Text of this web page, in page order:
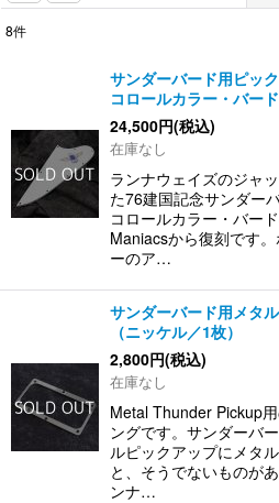
絞り込む
8件
サンダーバード用ピッ
コロールカラー・バード
24,500円(税込)
在庫なし
ランナウェイズのジャ
た76建国記念サンダー
コロールカラー・バー
Maniacsから復刻です
ーのア…
サンダーバード用メタ
（ニッケル／1枚）
2,800円(税込)
在庫なし
Metal Thunder Pickup
ングです。サンダーバ
ルピックアップにメタ
と、そうでないものが
ンナ…